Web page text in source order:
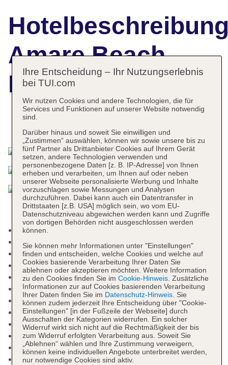
Amare Beach
Hotel Marbella
Das bietet Ihre Unterkunft
Mindestalter in der Unterkunft: 16 Jahre
Adults-only-Bereich
Check-in Zeit ab 15:00 Uhr
Check-out Zeit bis 11:30 Uhr
Late Check-out: ab 30 EUR
Letzte Komplettrenovierung: 2015
Rezeption, Geldwechsel möglich
Lift
Gemeinschaftslounge/TV-Bereich
Dachterrasse, Sonnenterrasse
Pools: 1
Pool: Outdoor, Balinesische Betten: gegen
Ihre Entscheidung – Ihr Nutzungserlebnis
bei TUI.com
Wir nutzen Cookies und andere Technologien, die für
Services und Funktionen auf unserer Website notwendig
sind.
Darüber hinaus und soweit Sie einwilligen und
„Zustimmen“ auswählen, können wir sowie unsere bis zu
fünf Partner als Drittanbieter Cookies auf Ihrem Gerät
setzen, andere Technologien verwenden und
personenbezogene Daten [z. B. IP-Adresse] von Ihnen
erheben und verarbeiten, um Ihnen auf oder neben
unserer Webseite personalisierte Werbung und Inhalte
vorzuschlagen sowie Messungen und Analysen
durchzuführen. Dabei kann auch ein Datentransfer in
Drittstaaten [z.B. USA] möglich sein, wo vom EU-
Datenschutzniveau abgewichen werden kann und Zugriffe
von dortigen Behörden nicht ausgeschlossen werden
können.
Sie können mehr Informationen unter "Einstellungen"
finden und entscheiden, welche Cookies und welche auf
Cookies basierende Verarbeitung Ihrer Daten Sie
ablehnen oder akzeptieren möchten. Weitere Information
zu den Cookies finden Sie im Cookie-Hinweis. Zusätzliche
Informationen zur auf Cookies basierenden Verarbeitung
Ihrer Daten finden Sie im Datenschutz-Hinweis. Sie
können zudem jederzeit Ihre Entscheidung über "Cookie-
Einstellungen" [in der Fußzeile der Webseite] durch
Ausschalten der Kategorien widerrufen. Ein solcher
Widerruf wirkt sich nicht auf die Rechtmäßigkeit der bis
zum Widerruf erfolgten Verarbeitung aus. Soweit Sie
„Ablehnen“ wählen und Ihre Zustimmung verweigern,
können keine individuellen Angebote unterbreitet werden,
nur notwendige Cookies sind aktiv.